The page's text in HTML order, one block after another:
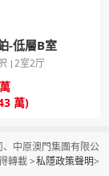
-低層B室
2室2厅
萬)
中原澳門集團有限公
轉載 >私隱政策聲明>